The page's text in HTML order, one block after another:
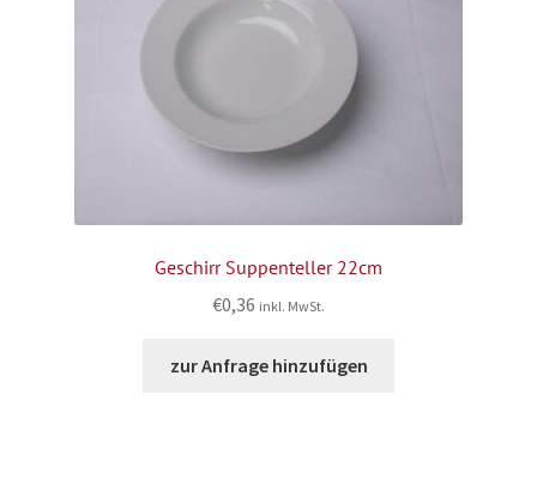
Geschirr Suppenteller 22cm
€0,36 inkl. MwSt.
zur Anfrage hinzufügen